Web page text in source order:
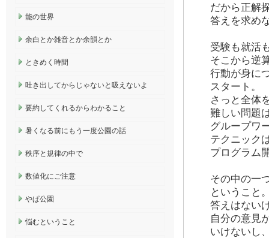
だから正解
答えを求め
受験も就活
そこから逆
行動が身に
スタート。
さっと全体
難しい問題
グループワ
テクニック
プログラム
その中の一
ということ
答えはない
自分の意見
いけないし
能の世界
余白とか雑音とか余韻とか
ときめく時間
吐き出してからじゃないと吸えないよ
要約してくれるからわかること
暑くなる前にもう一度公園の話
秩序と規律の中で
数値化にご注意
やぱ公園
悩むということ